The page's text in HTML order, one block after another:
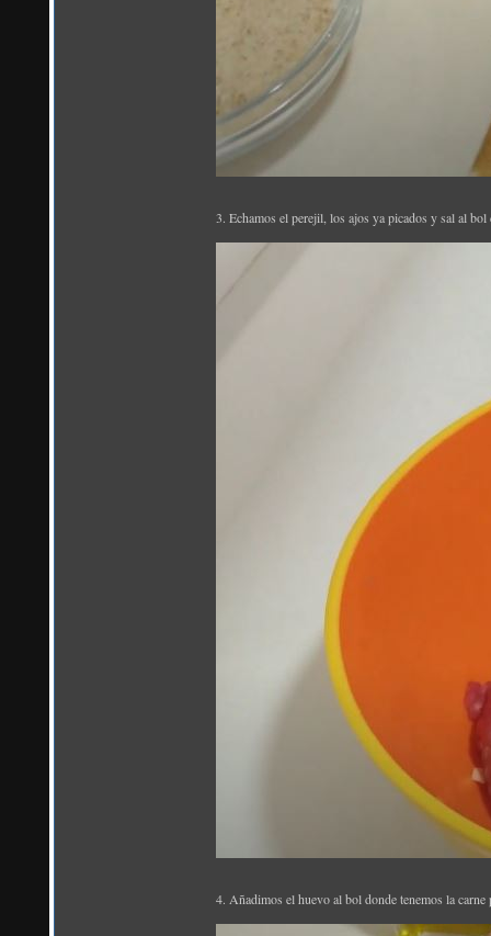
3. Echamos el perejil, los ajos ya picados y sal al bol
4. Añadimos el huevo al bol donde tenemos la carne